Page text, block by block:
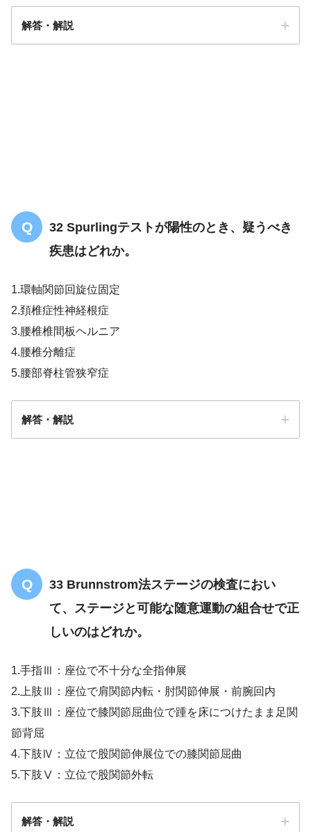
解答・解説
32 Spurlingテストが陽性のとき、疑うべき
疾患はどれか。
1.環軸関節回旋位固定
2.頚椎症性神経根症
3.腰椎椎間板ヘルニア
4.腰椎分離症
5.腰部脊柱管狭窄症
解答・解説
33 Brunnstrom法ステージの検査におい
て、ステージと可能な随意運動の組合せで正
しいのはどれか。
1.手指Ⅲ：座位で不十分な全指伸展
2.上肢Ⅲ：座位で肩関節内転・肘関節伸展・前腕回内
3.下肢Ⅲ：座位で膝関節屈曲位で踵を床につけたまま足関
節背屈
4.下肢Ⅳ：立位で股関節伸展位での膝関節屈曲
5.下肢Ⅴ：立位で股関節外転
解答・解説